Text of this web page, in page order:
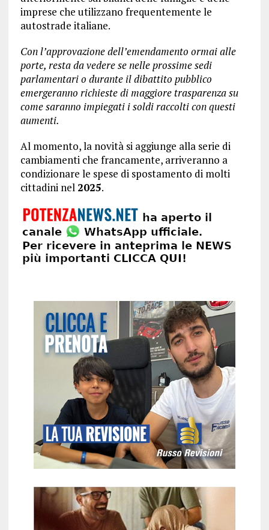
imprese che utilizzano frequentemente le
autostrade italiane.
Con l’approvazione dell’emendamento ormai alle
porte, resta da vedere se nelle prossime sedi
parlamentari o durante il dibattito pubblico
emergeranno richieste di maggiore trasparenza su
come saranno impiegati i soldi raccolti con questi
aumenti.
Al momento, la novità si aggiunge alla serie di
cambiamenti che francamente, arriveranno a
condizionare le spese di spostamento di molti
cittadini nel 2025.